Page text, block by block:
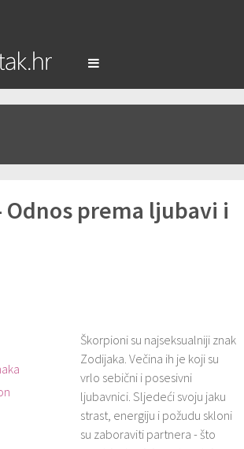
Odnos prema ljubavi i
Škorpioni su najseksualniji znak
Zodijaka. Večina ih je koji su
vrlo sebični i posesivni
ljubavnici. Sljedeći svoju jaku
strast, energiju i požudu skloni
su zaboraviti partnera - što